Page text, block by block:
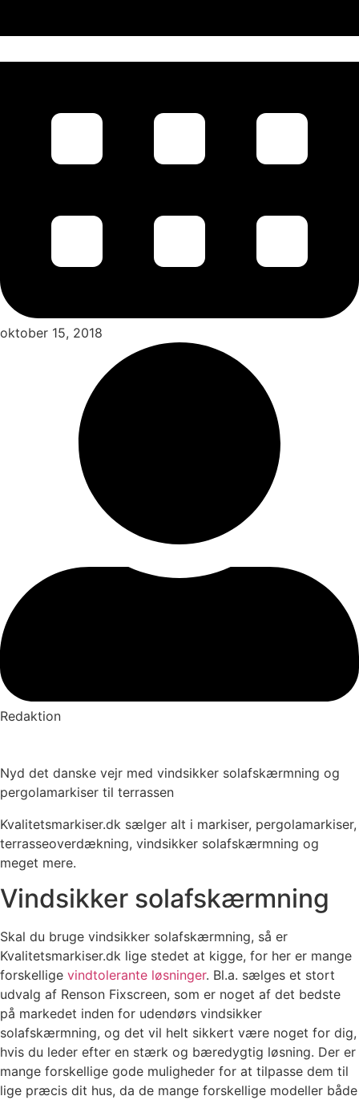
oktober 15, 2018
Redaktion
Nyd det danske vejr med vindsikker solafskærmning og
pergolamarkiser til terrassen
Kvalitetsmarkiser.dk sælger alt i markiser, pergolamarkiser,
terrasseoverdækning, vindsikker solafskærmning og
meget mere.
Vindsikker solafskærmning
Skal du bruge vindsikker solafskærmning, så er
Kvalitetsmarkiser.dk lige stedet at kigge, for her er mange
forskellige vindtolerante løsninger. Bl.a. sælges et stort
udvalg af Renson Fixscreen, som er noget af det bedste
på markedet inden for udendørs vindsikker
solafskærmning, og det vil helt sikkert være noget for dig,
hvis du leder efter en stærk og bæredygtig løsning. Der er
mange forskellige gode muligheder for at tilpasse dem til
lige præcis dit hus, da de mange forskellige modeller både